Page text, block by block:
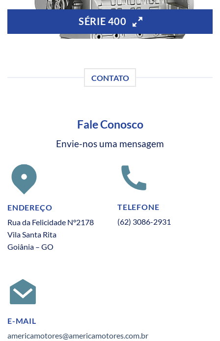
SÉRIE 400
CONTATO
Fale Conosco
Envie-nos uma mensagem
ENDEREÇO
Rua da Felicidade N°2178
Vila Santa Rita
Goiânia – GO
TELEFONE
(62) 3086-2931
E-MAIL
americamotores@americamotores.com.br